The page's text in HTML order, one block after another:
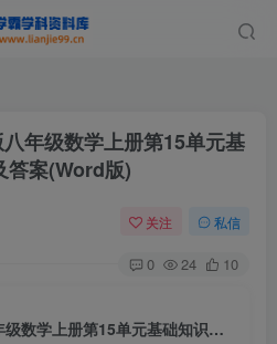
年级数学上册第15单元基
答案(Word版)
关注 私信
0 24 10
2022-2023学年人教版八年级数学上册第15单元基础知识质量检测试卷及答案(Word版)